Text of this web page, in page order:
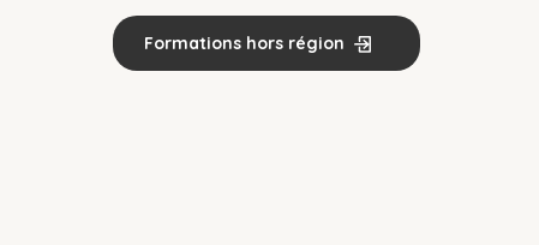
Formations hors région